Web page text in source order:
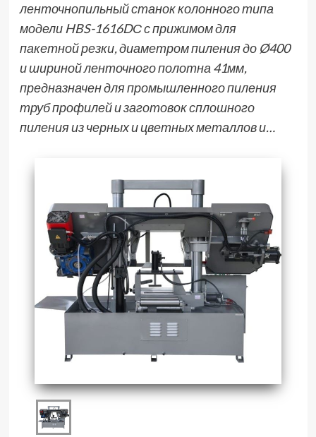
ленточнопильный станок колонного типа
модели HBS-1616DС с прижимом для
пакетной резки, диаметром пиления до Ø400
и шириной ленточного полотна 41мм,
предназначен для промышленного пиления
труб профилей и заготовок сплошного
пиления из черных и цветных металлов и…